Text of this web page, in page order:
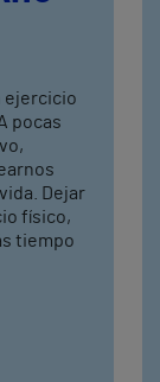
ejercicio
pocas
Dejar
físico,
tiempo